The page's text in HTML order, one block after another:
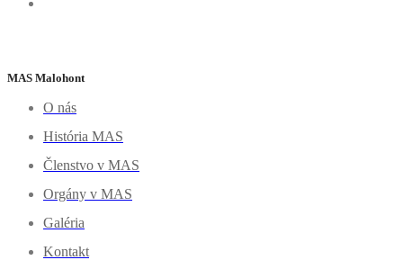
MAS Malohont
O nás
História MAS
Členstvo v MAS
Orgány v MAS
Galéria
Kontakt